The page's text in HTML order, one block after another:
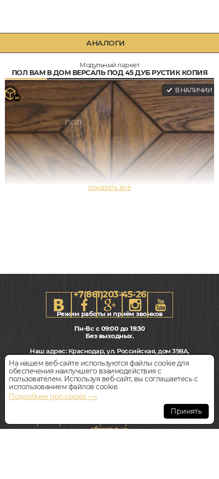
АНАЛОГИ
Модульный паркет
ПОЛ ВАМ В ДОМ ВЕРСАЛЬ ПОД 45 ДУБ РУСТИК КОПИЯ
В НАЛИЧИИ
Дуб, Геометрический, Влагостойкий, Рустик
Цена за 1 м² 9 950руб.
БЫСТРЫЙ ЗАКАЗ
Модульный паркет
+7(861)203-45-26
Режим работы и приём звонков
Пн-Вс с 09:00 до 19:30
Без выходных.
Наш адрес: Краснодар, ул. Российская, дом 398А,
Всегда свободная парковка
© Интернет-магазин Polvamvdom.ru 2011-2026. Все права
При копировании материалов прямая ссылка на сайт
обязательна.
На нашем веб-сайте используются файлы cookie для
обеспечения наилучшего взаимодействия с
пользователем. Используя веб-сайт, вы соглашаетесь с
использованием файлов cookie.
Подробнее про cookie ⟶
Принять